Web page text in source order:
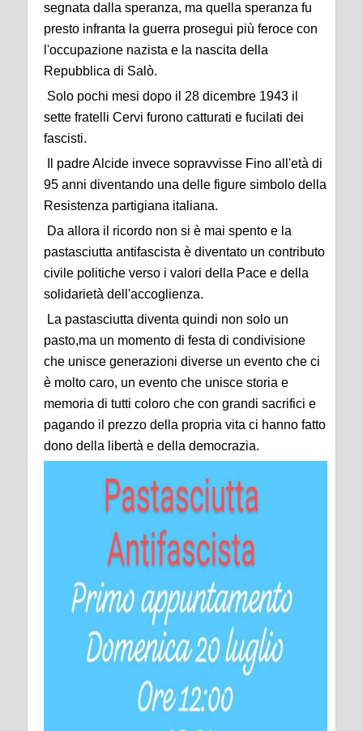
segnata dalla speranza, ma quella speranza fu
presto infranta la guerra prosegui più feroce con
l'occupazione nazista e la nascita della
Repubblica di Salò.
Solo pochi mesi dopo il 28 dicembre 1943 il
sette fratelli Cervi furono catturati e fucilati dei
fascisti.
Il padre Alcide invece sopravvisse Fino all'età di
95 anni diventando una delle figure simbolo della
Resistenza partigiana italiana.
Da allora il ricordo non si è mai spento e la
pastasciutta antifascista è diventato un contributo
civile politiche verso i valori della Pace e della
solidarietà dell'accoglienza.
La pastasciutta diventa quindi non solo un
pasto,ma un momento di festa di condivisione
che unisce generazioni diverse un evento che ci
è molto caro, un evento che unisce storia e
memoria di tutti coloro che con grandi sacrifici e
pagando il prezzo della propria vita ci hanno fatto
dono della libertà e della democrazia.